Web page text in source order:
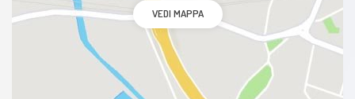
ipoacusia improvvisa
Vertigine
Autoimmunopatie
VEDI MAPPA